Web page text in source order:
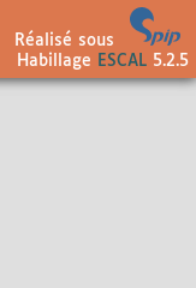
Réalisé sous
Habillage
ESCAL5.2.5